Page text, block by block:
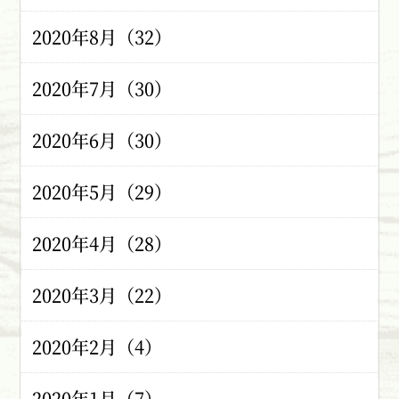
2020年8月（32）
2020年7月（30）
2020年6月（30）
2020年5月（29）
2020年4月（28）
2020年3月（22）
2020年2月（4）